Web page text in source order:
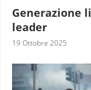
Generazione
leader
19 Ottobre 2025